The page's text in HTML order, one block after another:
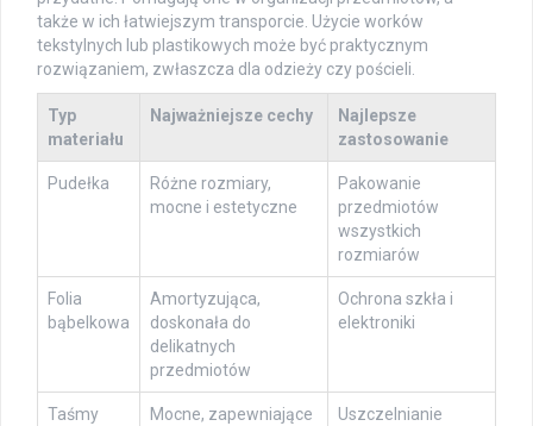
także w ich łatwiejszym transporcie. Użycie worków
tekstylnych lub plastikowych może być praktycznym
rozwiązaniem, zwłaszcza dla odzieży czy pościeli.
Typ
materiału
Najważniejsze cechy
Najlepsze
zastosowanie
Pudełka
Różne rozmiary,
mocne i estetyczne
Pakowanie
przedmiotów
wszystkich
rozmiarów
Folia
bąbelkowa
Amortyzująca,
doskonała do
delikatnych
przedmiotów
Ochrona szkła i
elektroniki
Taśmy
Mocne, zapewniające
Uszczelnianie